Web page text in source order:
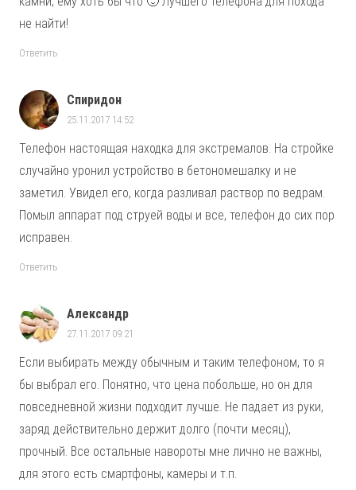
не найти!
Ответить
Спиридон
25.11.2017 14:52
Телефон настоящая находка для экстремалов. На стройке
случайно уронил устройство в бетономешалку и не
заметил. Увидел его, когда разливал раствор по ведрам.
Помыл аппарат под струей воды и все, телефон до сих пор
исправен.
Ответить
Александр
27.11.2017 09:21
Если выбирать между обычным и таким телефоном, то я
бы выбрал его. Понятно, что цена побольше, но он для
повседневной жизни подходит лучше. Не падает из руки,
заряд действительно держит долго (почти месяц),
прочный. Все остальные навороты мне лично не важны,
для этого есть смартфоны, камеры и т.п.